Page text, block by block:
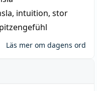
, intuition, stor
Läs mer om dagens ord